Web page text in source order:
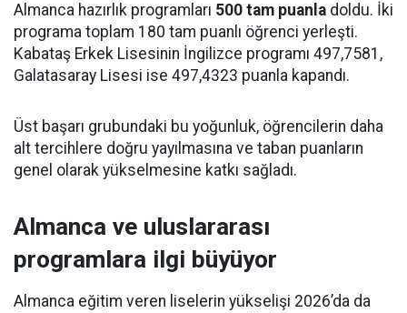
Almanca hazırlık programları 500 tam puanla doldu. İki
programa toplam 180 tam puanlı öğrenci yerleşti.
Kabataş Erkek Lisesinin İngilizce programı 497,7581,
Galatasaray Lisesi ise 497,4323 puanla kapandı.
Üst başarı grubundaki bu yoğunluk, öğrencilerin daha
alt tercihlere doğru yayılmasına ve taban puanların
genel olarak yükselmesine katkı sağladı.
Almanca ve uluslararası
programlara ilgi büyüyor
Almanca eğitim veren liselerin yükselişi 2026’da da